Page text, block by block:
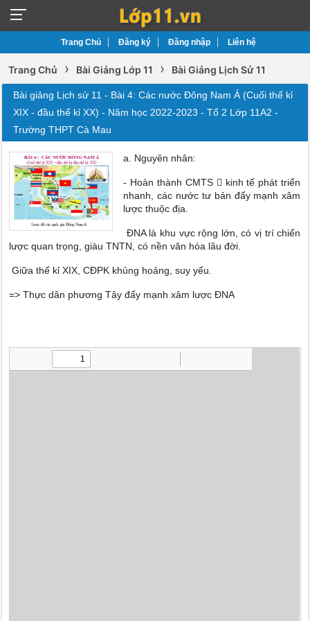
Trang Chủ Đăng ký Đăng nhập Liên hệ
Trang Chủ › Bài Giảng Lớp 11 › Bài Giảng Lịch Sử 11
Bài giảng Lịch sử 11 - Bài 4: Các nước Đông Nam Á (Cuối thế kỉ
XIX - đầu thế kỉ XX) - Năm học 2022-2023 - Tổ 2 Lớp 11A2 -
Trường THPT Cà Mau
a. Nguyên nhân:
- Hoàn thành CMTS  kinh tế phát triển
nhanh, các nước tư bản đẩy mạnh xâm
lược thuộc địa.
ĐNA là khu vực rộng lớn, có vị trí chiến
lược quan trọng, giàu TNTN, có nền văn hóa lâu đời.
Giữa thế kỉ XIX, CĐPK khủng hoảng, suy yếu.
=> Thực dân phương Tây đẩy mạnh xâm lược ĐNA